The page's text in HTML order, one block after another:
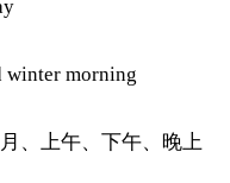
morning
上午、下午、晚上